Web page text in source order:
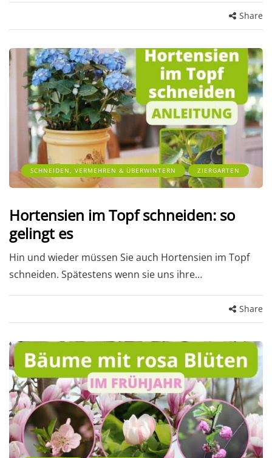
Share
SCHNEIDEN, VERMEHREN & ÜBERWINTERN ZIERGARTEN
Hortensien im Topf schneiden: so
gelingt es
Hin und wieder müssen Sie auch Hortensien im Topf
schneiden. Spätestens wenn sie uns ihre…
Share